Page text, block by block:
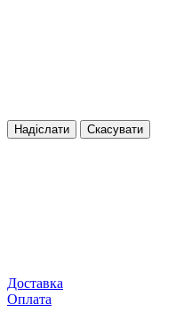
Надіслати Скасувати
Доставка
Оплата